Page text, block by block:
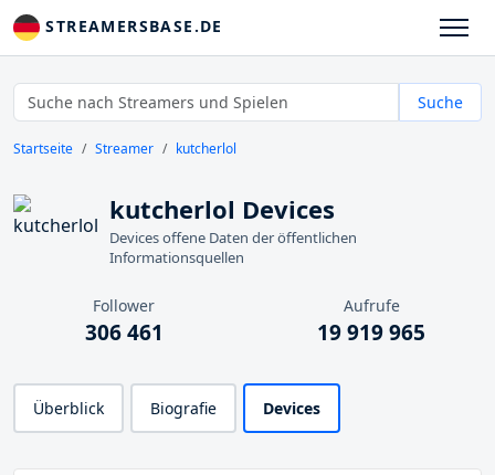
STREAMERSBASE.DE
Suche
Startseite Streamer kutcherlol
kutcherlol Devices
Devices offene Daten der öffentlichen
Informationsquellen
Follower
306 461
Aufrufe
19 919 965
Überblick Biografie Devices